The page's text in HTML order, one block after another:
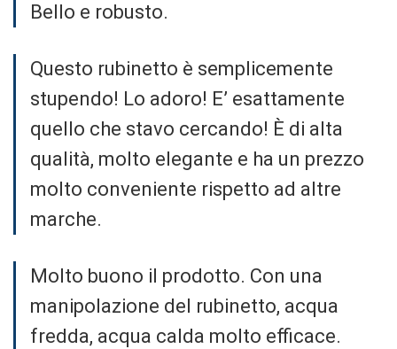
Bello e robusto.
Questo rubinetto è semplicemente
stupendo! Lo adoro! E’ esattamente
quello che stavo cercando! È di alta
qualità, molto elegante e ha un prezzo
molto conveniente rispetto ad altre
marche.
Molto buono il prodotto. Con una
manipolazione del rubinetto, acqua
fredda, acqua calda molto efficace.